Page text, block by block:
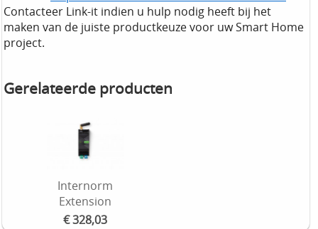
Contacteer Link-it indien u hulp nodig heeft bij het
maken van de juiste productkeuze voor uw Smart Home
project.
Gerelateerde producten
Internorm
Extension
€ 328,03